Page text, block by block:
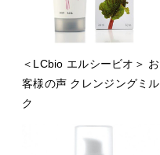
＜LCbio エルシービオ＞ お
客様の声 クレンジングミル
ク